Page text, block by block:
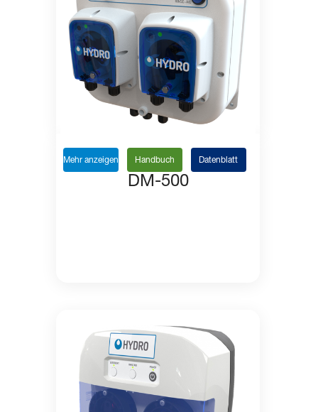
Mehr anzeigen Handbuch Datenblatt
DM-500